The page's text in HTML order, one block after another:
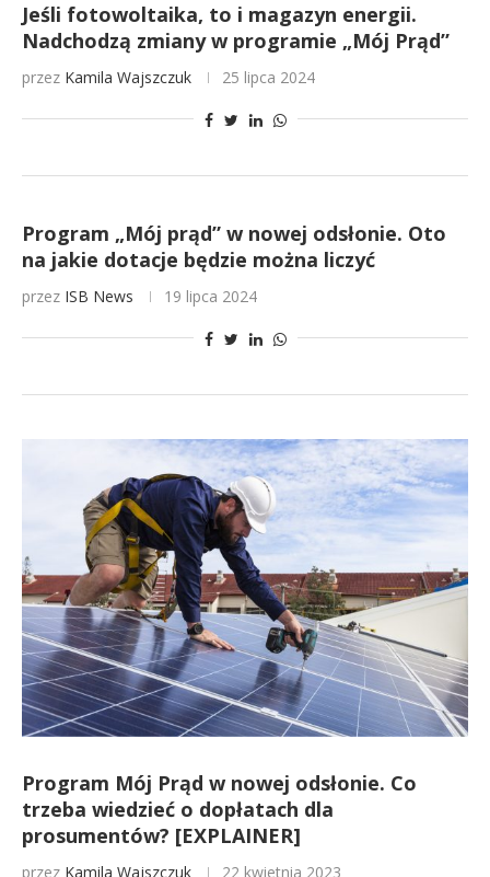
Jeśli fotowoltaika, to i magazyn energii.
Nadchodzą zmiany w programie „Mój Prąd”
przez Kamila Wajszczuk 25 lipca 2024
Program „Mój prąd” w nowej odsłonie. Oto
na jakie dotacje będzie można liczyć
przez ISB News 19 lipca 2024
Program Mój Prąd w nowej odsłonie. Co
trzeba wiedzieć o dopłatach dla
prosumentów? [EXPLAINER]
przez Kamila Wajszczuk 22 kwietnia 2023